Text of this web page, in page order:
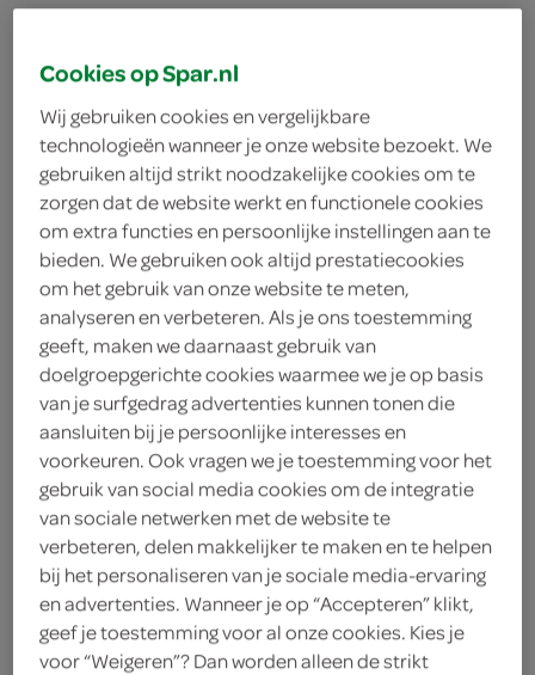
het type account (privé of zakelijk);
bij een zakelijk account of zakelijke klant: de
(bedrijfs)naam en de functie van de persoon
die het bedrijf vertegenwoordigt.
Om een bestelling voor te bereiden en/of uit te voeren,
hebben wij in aanvulling op jouw accountgegevens de
volgende persoonsgegevens van jou nodig (deze
gegevens zijn noodzakelijk voor het uitvoeren van de
overeenkomst):
creditcard-, bank- en/of overige
betaalgegevens;
voorkeuren relevant voor de bestelling
(gekochte producten, tijd van afleveren,
locatie voor het afleveren/ophalen).
Als je je inschrijft op onze nieuwsbrief, hebben wij van
jou nodig:
Cookies op Spar.nl
Wij gebruiken cookies en vergelijkbare
technologieën wanneer je onze website bezoekt. We
gebruiken altijd strikt noodzakelijke cookies om te
zorgen dat de website werkt en functionele cookies
om extra functies en persoonlijke instellingen aan te
bieden. We gebruiken ook altijd prestatiecookies
om het gebruik van onze website te meten,
analyseren en verbeteren. Als je ons toestemming
geeft, maken we daarnaast gebruik van
doelgroepgerichte cookies waarmee we je op basis
van je surfgedrag advertenties kunnen tonen die
aansluiten bij je persoonlijke interesses en
voorkeuren. Ook vragen we je toestemming voor het
gebruik van social media cookies om de integratie
van sociale netwerken met de website te
verbeteren, delen makkelijker te maken en te helpen
bij het personaliseren van je sociale media-ervaring
en advertenties. Wanneer je op “Accepteren” klikt,
geef je toestemming voor al onze cookies. Kies je
voor “Weigeren”? Dan worden alleen de strikt